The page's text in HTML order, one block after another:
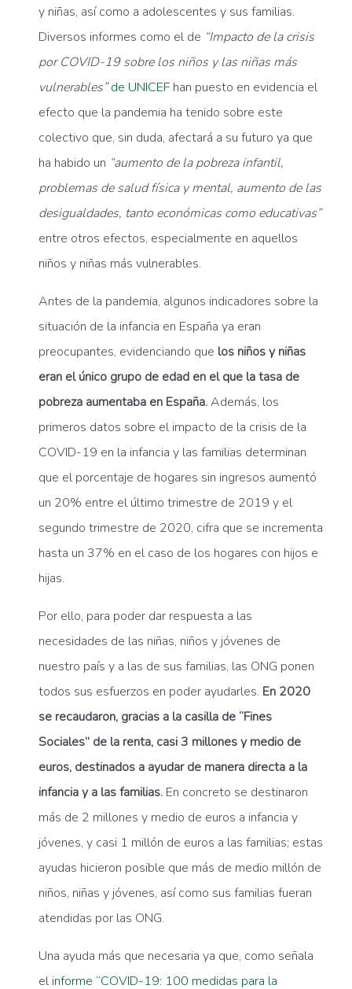
y niñas, así como a adolescentes y sus familias.
Diversos informes como el de “Impacto de la crisis
por COVID-19 sobre los niños y las niñas más
vulnerables”de UNICEF han puesto en evidencia el
efecto que la pandemia ha tenido sobre este
colectivo que, sin duda, afectará a su futuro ya que
ha habido un “aumento dela pobreza infantil,
problemas de salud física y mental, aumento de las
desigualdades, tanto económicas como educativas”
entre otros efectos, especialmente en aquellos
niños y niñas más vulnerables.
Antes de la pandemia, algunos indicadores sobre la
situación de la infancia en España ya eran
preocupantes, evidenciando que los niños y niñas
eran el único grupo de edad en el que la tasa de
pobreza aumentaba en España.Además, los
primeros datos sobre el impacto de la crisis de la
COVID-19 en la infancia y las familias determinan
que el porcentaje de hogares sin ingresos aumentó
un 20% entre el último trimestre de 2019 y el
segundo trimestre de 2020, cifra que se incrementa
hasta un 37% en el caso de los hogares con hijos e
hijas.
Por ello, para poder dar respuesta a las
necesidades de las niñas, niños y jóvenes de
nuestro país y a las de sus familias, las ONG ponen
todos sus esfuerzos en poder ayudarles. En 2020
se recaudaron, gracias a la casilla de “Fines
Sociales” de la renta, casi 3 millones y medio de
euros, destinados a ayudar de manera directa a la
infancia y a las familias. En concreto se destinaron
más de 2 millones y medio de euros a infancia y
jóvenes, y casi 1 millón de euros a las familias; estas
ayudas hicieron posible que más de medio millón de
niños, niñas y jóvenes, así como sus familias fueran
atendidas por las ONG.
Una ayuda más que necesaria ya que, como señala
el informe “COVID-19: 100 medidas para la